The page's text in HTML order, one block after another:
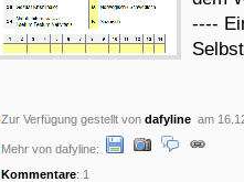
----
Zur Verfügung gestellt von dafyline am
Mehr von dafyline:
Kommentare: 1